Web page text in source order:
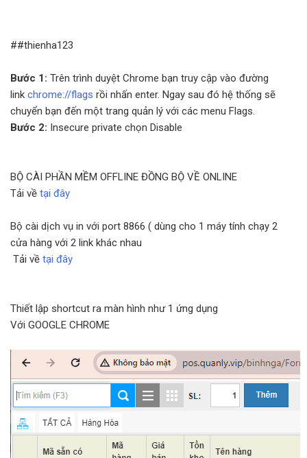
##thienha123
Bước 1: Trên trình duyệt Chrome bạn truy cập vào đường
link chrome://flags rồi nhấn enter. Ngay sau đó hệ thống sẽ
chuyển bạn đến một trang quản lý với các menu Flags.
Bước 2: Insecure private chọn Disable
BỘ CÀI PHẦN MỀM OFFLINE ĐỒNG BỘ VỀ ONLINE
Tải về tại đây
Bộ cài dịch vụ in với port 8866 ( dùng cho 1 máy tính chạy 2
cửa hàng với 2 link khác nhau
Tải về tại đây
Thiết lập shortcut ra màn hình như 1 ứng dụng
Với GOOGLE CHROME